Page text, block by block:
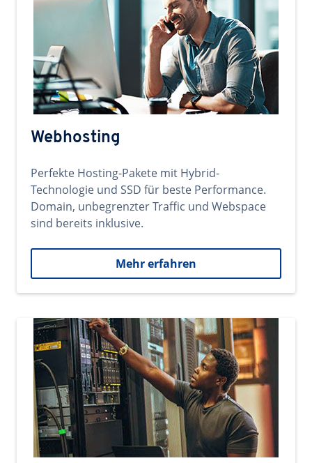
Webhosting
Perfekte Hosting-Pakete mit Hybrid-
Technologie und SSD für beste Performance.
Domain, unbegrenzter Traffic und Webspace
sind bereits inklusive.
Mehr erfahren